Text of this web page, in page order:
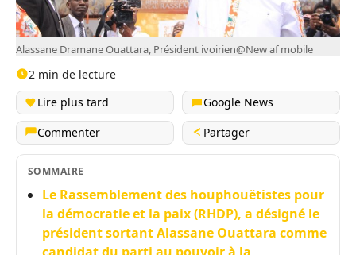
Alassane Dramane Ouattara, Président ivoirien@New af mobile
2 min de lecture
Lire plus tard
Google News
Commenter
Partager
SOMMAIRE
Le Rassemblement des houphouëtistes pour
la démocratie et la paix (RHDP), a désigné le
président sortant Alassane Ouattara comme